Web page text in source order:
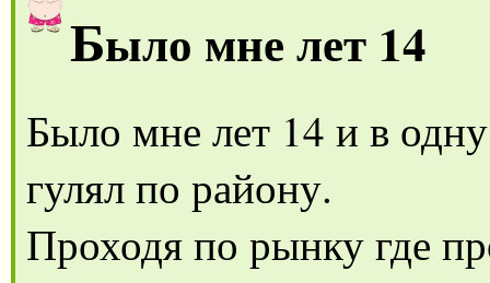
Было мне лет 14
Было мне лет 14 и в
гулял по району.
Проходя по рынку где